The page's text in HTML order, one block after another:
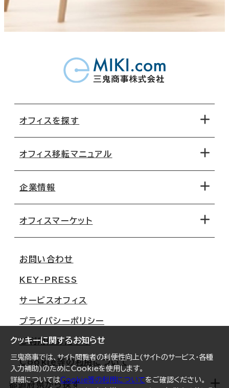
クッキーに関するお知らせ
三鬼商事では、サイト閲覧者の利便性向上(サイトのサービス・各種
入力補助)のためにCookieを使用します。
詳細についてはCookie等の利用についてをご確認ください。
オフィスを探す
地図から探す
路線・駅から探す
オフィス移転マニュアル
移転コストシミュレーション
移転スケジュール
オフィス移転Q&A
企業情報
オフィスマーケット
大阪
名古屋
札幌
仙台
横浜
福岡
お問い合わせ
KEY-PRESS
サービスオフィス
プライバシーポリシー
ご利用にあたって
Cookie等の利用について
都道府県から探す